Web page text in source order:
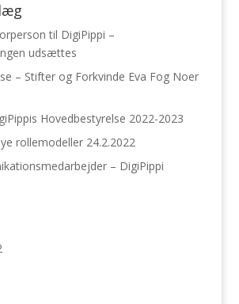
til DigiPippi –
udsættes
– Stifter og Forkvinde Eva Fog Noer
Hovedbestyrelse 2022-2023
rollemodeller 24.2.2022
– DigiPippi